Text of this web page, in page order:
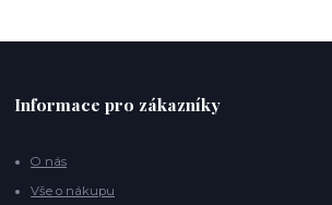
Informace pro zákazníky
O nás
Vše o nákupu